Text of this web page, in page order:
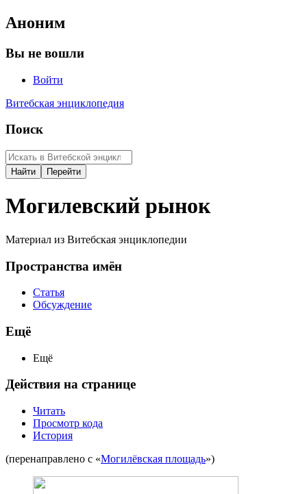
Аноним
Вы не вошли
Войти
Витебская энциклопедия
Поиск
Могилевский рынок
Материал из Витебская энциклопедии
Пространства имён
Статья
Обсуждение
Ещё
Ещё
Действия на странице
Читать
Просмотр кода
История
(перенаправлено с «Могилёвская площадь»)